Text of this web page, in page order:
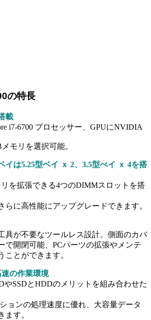
の特長
載
i7-6700 プロセッサー、GPUにNVIDIA
モリを選択可能。
は5.25型ベイ ｘ 2、3.5型べイ ｘ 4を搭
を拡張できる4つのDIMMスロットを搭
らに高性能にアップグレードできます。
具が不要なツールレス設計。側面のカバ
で開閉可能、PCパーツの拡張やメンテ
ことができます。
の作業環境
やSSDとHDDのメリットを組み合わせた
ョンの処理速度に優れ、大容量データ
ます。